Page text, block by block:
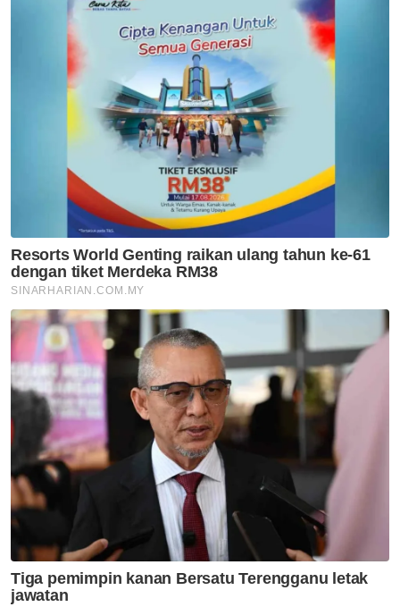
Mahkamah
Najib Tun Razak
Wang Haram
UMNO
Pendakwaan
Artikel Disyorkan
Semasa
Pelajar kolej didakwa bunuh
bayi berdepan hukuman mati,
teman lelaki dibebaskan
Maut renjatan elektrik: Tiga